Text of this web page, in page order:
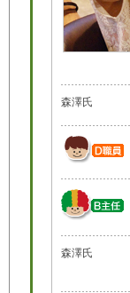
森澤氏
森澤氏